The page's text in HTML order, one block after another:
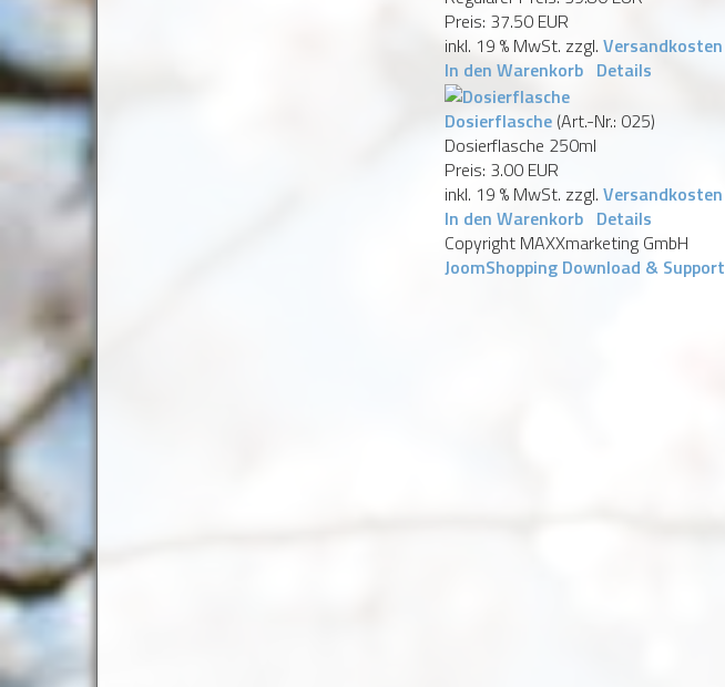
Preis: 37.50 EUR
inkl. 19 % MwSt. zzgl. Versandkosten
In den Warenkorb Details
Dosierflasche (Art.-Nr.: 025)
Dosierflasche 250ml
Preis: 3.00 EUR
inkl. 19 % MwSt. zzgl. Versandkosten
In den Warenkorb Details
Copyright MAXXmarketing GmbH
JoomShopping Download & Support